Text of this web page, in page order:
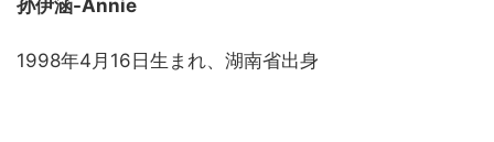
孙伊涵-Annie
1998年4月16日生まれ、湖南省出身